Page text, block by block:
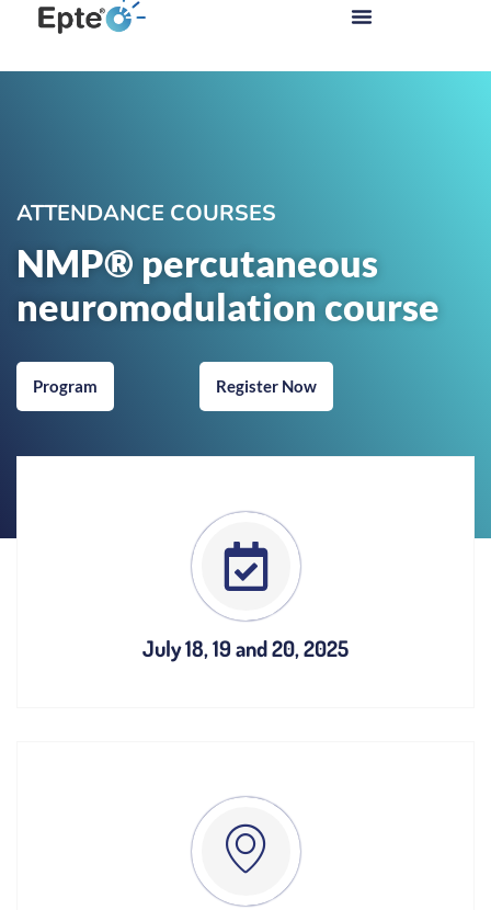
ATTENDANCE COURSES
NMP® percutaneous
neuromodulation course
Program Register Now
July 18, 19 and 20, 2025